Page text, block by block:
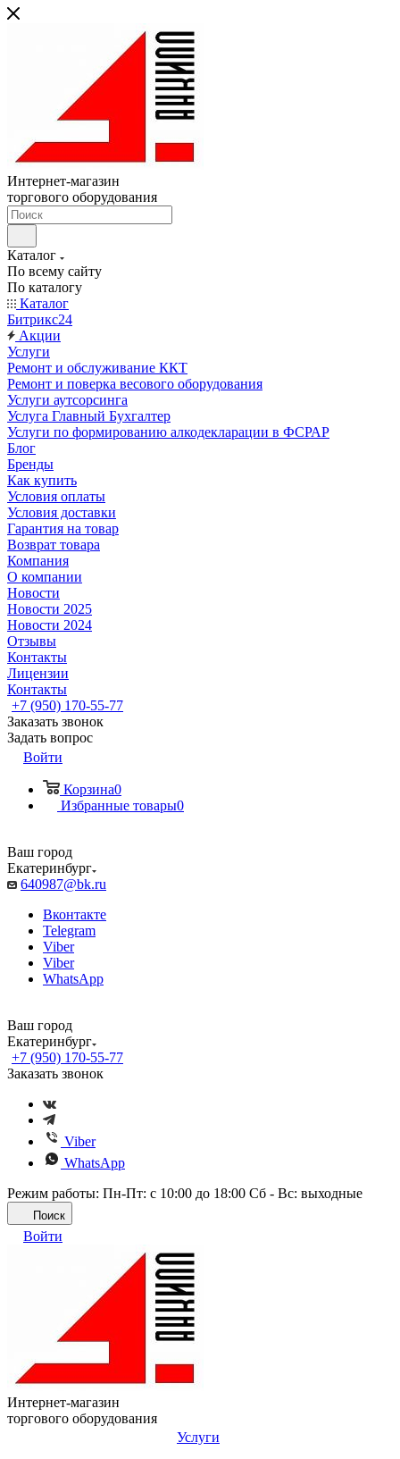
Интернет-магазин
торгового оборудования
Каталог
По всему сайту
По каталогу
Каталог
Битрикс24
Акции
Услуги
Ремонт и обслуживание ККТ
Ремонт и поверка весового оборудования
Услуги аутсорсинга
Услуга Главный Бухгалтер
Услуги по формированию алкодекларации в ФСРАР
Блог
Бренды
Как купить
Условия оплаты
Условия доставки
Гарантия на товар
Возврат товара
Компания
О компании
Новости
Новости 2025
Новости 2024
Отзывы
Контакты
Лицензии
Контакты
+7 (950) 170-55-77
Заказать звонок
Задать вопрос
Войти
Корзина0
Избранные товары0
Ваш город
Екатеринбург
640987@bk.ru
Вконтакте
Telegram
Viber
Viber
WhatsApp
Ваш город
Екатеринбург
+7 (950) 170-55-77
Заказать звонок
Viber
WhatsApp
Режим работы: Пн-Пт: с 10:00 до 18:00 Сб - Вс: выходные
Поиск
Войти
Интернет-магазин
торгового оборудования
Услуги